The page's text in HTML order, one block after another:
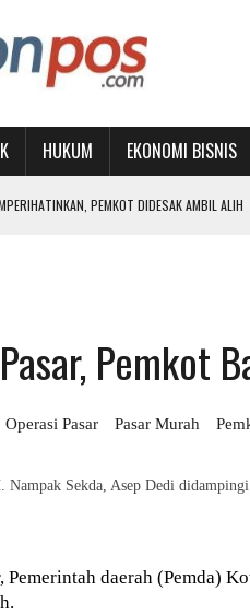
HUKUM EKONOMI BISNIS
PEMKOT DIDESAK AMBIL ALIH
KESEHATAN
JANGAN JADIKAN PENINGKATAN PAD
Pemkot
Operasi Pasar Pasar Murah
Sekda, Asep Dedi
daerah (Pemda)